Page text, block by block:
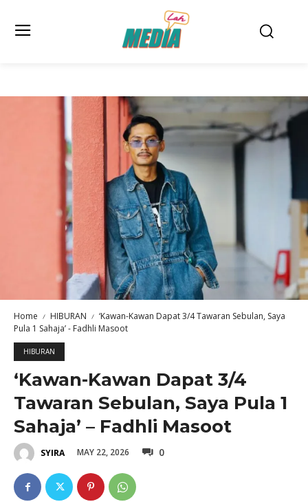
Home HIBURAN
‘Kawan-Kawan Dapat 3/4 Tawaran Sebulan, Saya
Pula 1 Sahaja’ - Fadhli Masoot
HIBURAN
‘Kawan-Kawan Dapat 3/4
Tawaran Sebulan, Saya Pula 1
Sahaja’ – Fadhli Masoot
SYIRA MAY 22, 2026 0